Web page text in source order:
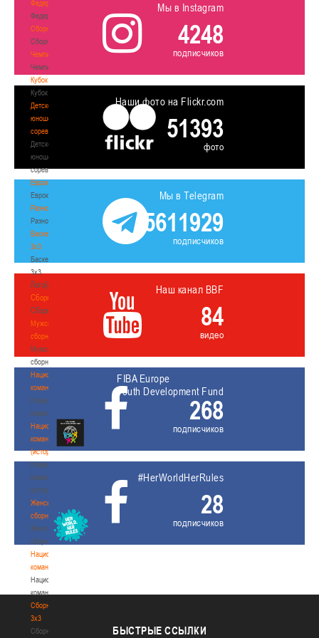
Федерация
Федерация
Сборные
Сборные
Чемпионат
Чемпионат
Кубок
Кубок
Детско-
юношеские
соревнования
Детско-
юношеские
соревнования
Еврокубки
Еврокубки
Разное
Разное
Баскетбол
3х3
Баскетбол
3х3
Лого[modid=121]
Сборные
Сборные
Мужские
сборные
Мужские
сборные
Национальная
команда
Национальная
команда
Национальная
команда
(история)
Национальная
команда
(история)
Женские
сборные
Женские
сборные
Национальная
команда
Национальная
команда
Сборные
3х3
Сборные
Мы в Instagram
4248
подписчиков
Наши фото на Flickr.com
51393
фото
Мы в Telegram
5611929
подписчиков
Наш канал BBF
84
видео
FIBA Europe
Youth Development Fund
268
подписчиков
#HerWorldHerRules
28
подписчиков
БЫСТРЫЕ ССЫЛКИ